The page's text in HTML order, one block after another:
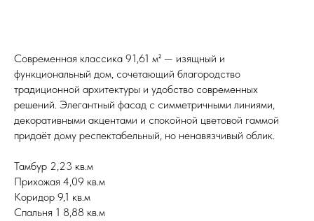
Современная классика 91,61 м² — изящный и
функциональный дом, сочетающий благородство
традиционной архитектуры и удобство современных
решений. Элегантный фасад с симметричными линиями,
декоративными акцентами и спокойной цветовой гаммой
придаёт дому респектабельный, но ненавязчивый облик.
Тамбур 2,23 кв.м
Прихожая 4,09 кв.м
Коридор 9,1 кв.м
Спальня 1 8,88 кв.м